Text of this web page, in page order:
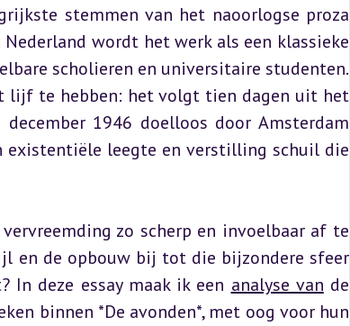
stemmen van het naoorlogse proza
wordt het werk als een klassieke
scholieren en universitaire studenten.
lijf te hebben: het volgt tien dagen uit het
1946 doelloos door Amsterdam
existentiële leegte en verstilling schuil die
zo scherp en invoelbaar af te
en de opbouw bij tot die bijzondere sfeer
deze essay maak ik een analyse van de
binnen *De avonden*, met oog voor hun